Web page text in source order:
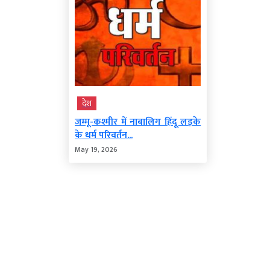
देश
जम्मू-कश्मीर में नाबालिग हिंदू लड़के
के धर्म परिवर्तन...
May 19, 2026